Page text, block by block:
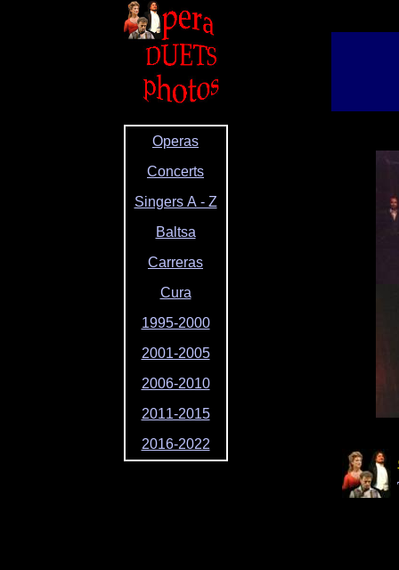
Operas
Concerts
Singers A - Z
Baltsa
Carreras
Cura
1995-2000
2001-2005
2006-2010
2011-2015
2016-2022